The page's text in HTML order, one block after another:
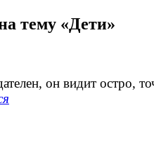
тему «Дети»
он видит остро,